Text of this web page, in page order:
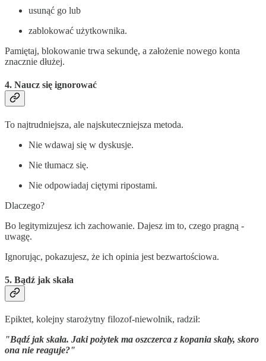
usunąć go lub
zablokować użytkownika.
Pamiętaj, blokowanie trwa sekundę, a założenie nowego konta
znacznie dłużej.
4. Naucz się ignorować
To najtrudniejsza, ale najskuteczniejsza metoda.
Nie wdawaj się w dyskusje.
Nie tłumacz się.
Nie odpowiadaj ciętymi ripostami.
Dlaczego?
Bo legitymizujesz ich zachowanie. Dajesz im to, czego pragną -
uwagę.
Ignorując, pokazujesz, że ich opinia jest bezwartościowa.
5. Bądź jak skała
Epiktet, kolejny starożytny filozof-niewolnik, radził:
"Bądź jak skała. Jaki pożytek ma oszczerca z kopania skały, skoro
ona nie reaguje?"